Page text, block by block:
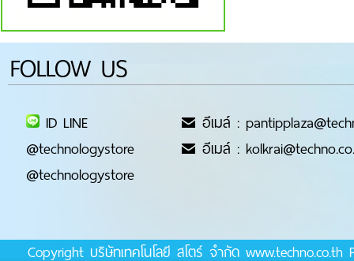
FOLLOW US
ID LINE
@technologystore
@technologystore
อีเมล์ :
อีเมล์ :
Copyright บริษัทเทคโนโลยี สโตร์ จำกัด